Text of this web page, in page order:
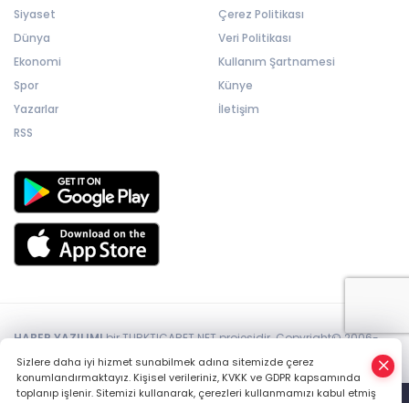
Siyaset
Dünya
Ekonomi
Spor
Yazarlar
RSS
Çerez Politikası
Veri Politikası
Kullanım Şartnamesi
Künye
İletişim
HABER YAZILIMIbir TURKTICARET.NET projesidir. Copyright© 2006-
Sizlere daha iyi hizmet sunabilmek adına sitemizde çerez
konumlandırmaktayız. Kişisel verileriniz, KVKK ve GDPR kapsamında
toplanıp işlenir. Sitemizi kullanarak, çerezleri kullanmamızı kabul etmiş